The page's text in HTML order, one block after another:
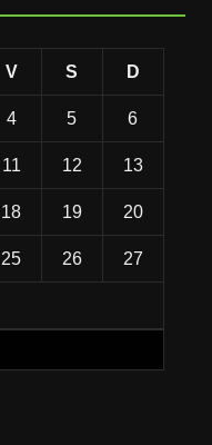
V S D
4 5 6
11 12 13
18 19 20
25 26 27